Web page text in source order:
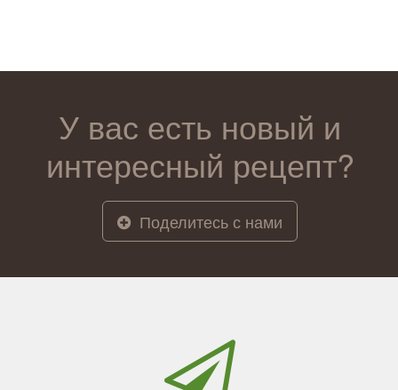
У вас есть новый и
интересный рецепт?
Поделитесь с нами